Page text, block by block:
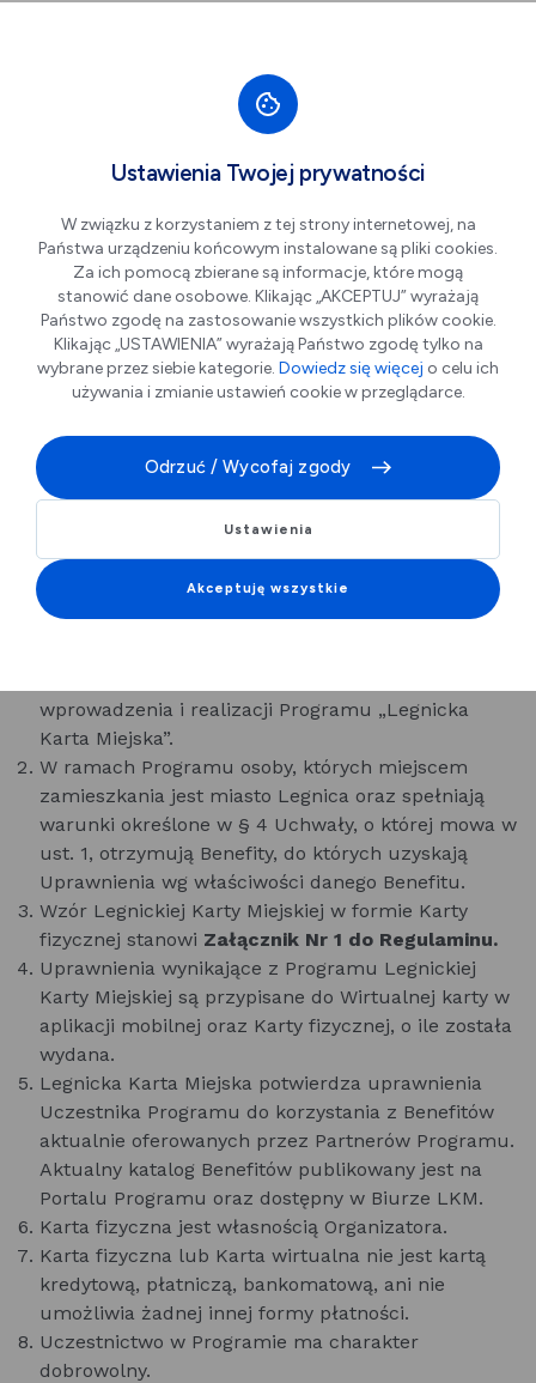
Załącznik Nr 1 do zarządzenia Nr 164/PM/2026
Prezydenta Miasta Legnicy
z dnia 17 marca 2026 r.
Regulamin Programu Legnickiej Karty Miejskiej
§ 1.
[Postanowienia ogólne]
Regulamin określa warunki wydawania i
użytkowania Legnickiej Karty Miejskiej, o której
wprowadzenia i realizacji Programu „Legnicka
Karta Miejska”.
W ramach Programu osoby, których miejscem
zamieszkania jest miasto Legnica oraz spełniają
warunki określone w § 4 Uchwały, o której mowa w
ust. 1, otrzymują Benefity, do których uzyskają
Uprawnienia wg właściwości danego Benefitu.
Wzór Legnickiej Karty Miejskiej w formie Karty
fizycznej stanowi Załącznik Nr 1 do Regulaminu.
Uprawnienia wynikające z Programu Legnickiej
Karty Miejskiej są przypisane do Wirtualnej karty w
aplikacji mobilnej oraz Karty fizycznej, o ile została
wydana.
Legnicka Karta Miejska potwierdza uprawnienia
Uczestnika Programu do korzystania z Benefitów
aktualnie oferowanych przez Partnerów Programu.
Aktualny katalog Benefitów publikowany jest na
Portalu Programu oraz dostępny w Biurze LKM.
Karta fizyczna jest własnością Organizatora.
Karta fizyczna lub Karta wirtualna nie jest kartą
kredytową, płatniczą, bankomatową, ani nie
umożliwia żadnej innej formy płatności.
Uczestnictwo w Programie ma charakter
dobrowolny.
Ustawienia Twojej prywatności
W związku z korzystaniem z tej strony internetowej, na
Państwa urządzeniu końcowym instalowane są pliki cookies.
Za ich pomocą zbierane są informacje, które mogą
stanowić dane osobowe. Klikając „AKCEPTUJ” wyrażają
Państwo zgodę na zastosowanie wszystkich plików cookie.
Klikając „USTAWIENIA” wyrażają Państwo zgodę tylko na
wybrane przez siebie kategorie. Dowiedz się więcej o celu ich
używania i zmianie ustawień cookie w przeglądarce.
Odrzuć / Wycofaj zgody
Ustawienia
Akceptuję wszystkie